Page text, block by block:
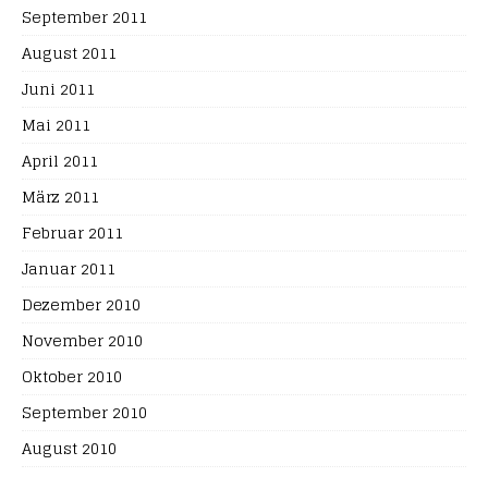
September 2011
August 2011
Juni 2011
Mai 2011
April 2011
März 2011
Februar 2011
Januar 2011
Dezember 2010
November 2010
Oktober 2010
September 2010
August 2010